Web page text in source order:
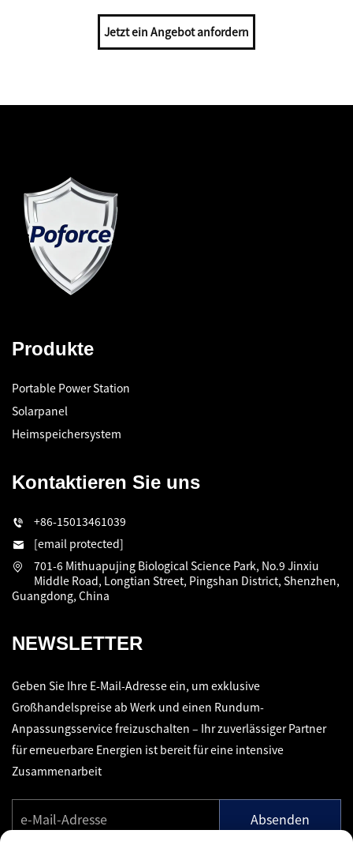
Jetzt ein Angebot anfordern
Produkte
Portable Power Station
Solarpanel
Heimspeichersystem
Kontaktieren Sie uns
+86-15013461039
[email protected]
701-6 Mithuapujing Biological Science Park, No.9 Jinxiu
Middle Road, Longtian Street, Pingshan District, Shenzhen,
Guangdong, China
NEWSLETTER
Geben Sie Ihre E-Mail-Adresse ein, um exklusive
Großhandelspreise ab Werk und einen Rundum-
Anpassungsservice freizuschalten – Ihr zuverlässiger Partner
für erneuerbare Energien ist bereit für eine intensive
Zusammenarbeit
Absenden